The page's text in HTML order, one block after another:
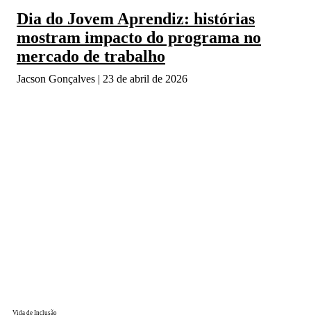
Dia do Jovem Aprendiz: histórias
mostram impacto do programa no
mercado de trabalho
Jacson Gonçalves 23 de abril de 2026
Vida de Inclusão